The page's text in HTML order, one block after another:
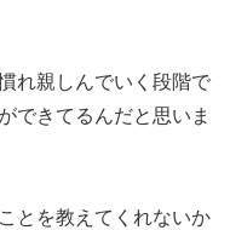
れ親しんでいく段階で
できてるんだと思いま
とを教えてくれないか